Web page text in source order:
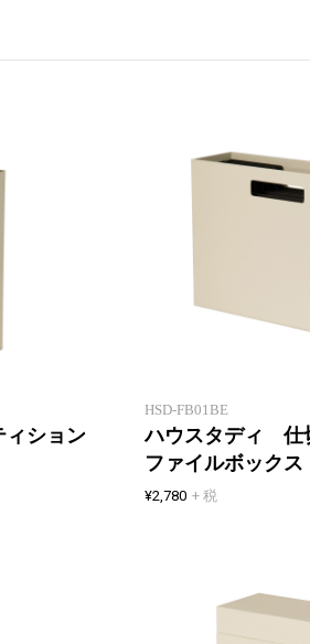
ィション
自分だけのスペースを作
HSD-FB01BE
ハウスタディ 仕
ファイルボック
¥2,780 + 税